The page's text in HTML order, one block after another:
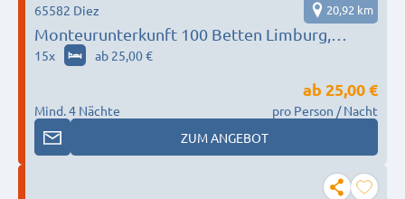
Monteurunterkunft 100 Betten Limburg,
Weilburg, Bad Schwalbach, Hadamar, Elbtal
65582 Diez 20,92 km
15x ab 25,00 €
Mind. 4 Nächte
ab 25,00 €
pro Person / Nacht
ZUM ANGEBOT